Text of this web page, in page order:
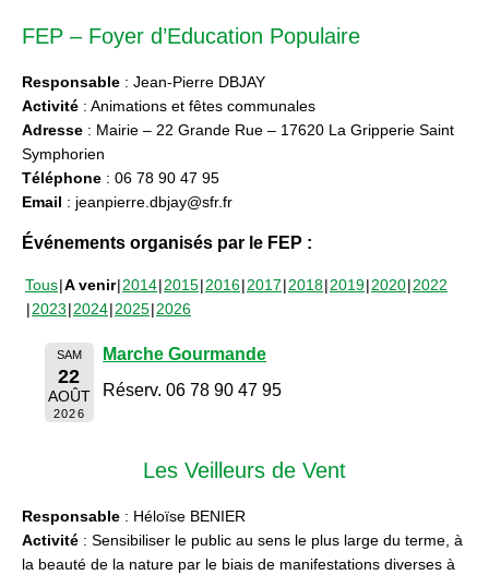
FEP – Foyer d’Education Populaire
Responsable : Jean-Pierre DBJAY
Activité : Animations et fêtes communales
Adresse : Mairie – 22 Grande Rue – 17620 La Gripperie Saint
Symphorien
Téléphone : 06 78 90 47 95
Email : jeanpierre.dbjay@sfr.fr
Événements organisés par le FEP :
Tous A venir 2014 2015 2016 2017 2018 2019 2020 2022
2023 2024 2025 2026
SAM
22
AOÛT
2026
Marche Gourmande
Réserv. 06 78 90 47 95
Les Veilleurs de Vent
Responsable : Héloïse BENIER
Activité : Sensibiliser le public au sens le plus large du terme, à
la beauté de la nature par le biais de manifestations diverses à